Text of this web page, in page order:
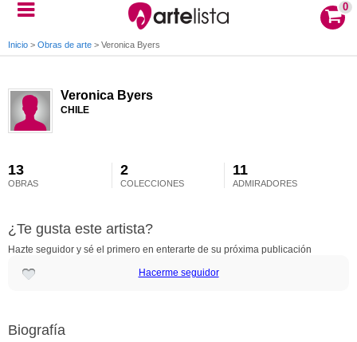
0
Inicio > Obras de arte > Veronica Byers
Veronica Byers
CHILE
13
OBRAS
2
COLECCIONES
11
ADMIRADORES
¿Te gusta este artista?
Hazte seguidor y sé el primero en enterarte de su próxima publicación
Hacerme seguidor
Biografía